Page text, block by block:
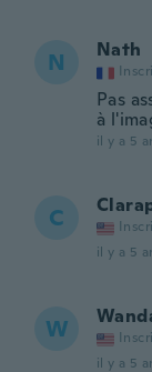
N Nath
Pas
à
il y a 5
C
il y a 5
W
il y a 5